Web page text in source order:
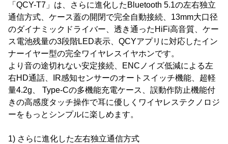
「QCY-T7」は、さらに進化したBluetooth 5.1の左右独立
通信方式、ケース蓋の開閉で完全自動接続、13mm大口径
のダイナミックドライバー、透き通ったHiFi高音質、ケー
ス電池残量の3段階LED表示、QCYアプリに対応したイン
ナーイヤー型の完全ワイヤレスイヤホンです。
より音の途切れない安定接続、ENCノイズ低減による左
右HD通話、IR感知センサーのオートスイッチ機能、超軽
量4.2g、 Type-Cの多機能充電ケース、誤動作防止機能付
きの高感度タッチ操作で耳に優しくワイヤレステクノロジ
ーをもっとシンプルに楽しめます。
1) さらに進化した左右独立通信方式